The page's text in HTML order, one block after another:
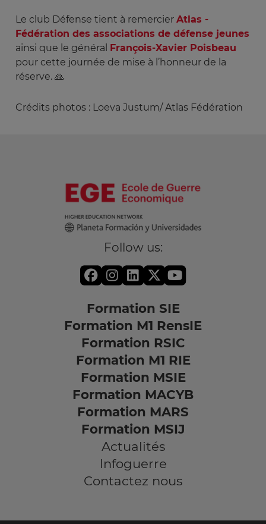
Le club Défense tient à remercier Atlas -
Fédération des associations de défense jeunes
ainsi que le général François-Xavier Poisbeau
pour cette journée de mise à l’honneur de la
réserve. 🙏
Crédits photos : Loeva Justum/ Atlas Fédération
Follow us:
Formation SIE
Formation M1 RensIE
Formation RSIC
Formation M1 RIE
Formation MSIE
Formation MACYB
Formation MARS
Formation MSIJ
Actualités
Infoguerre
Contactez nous